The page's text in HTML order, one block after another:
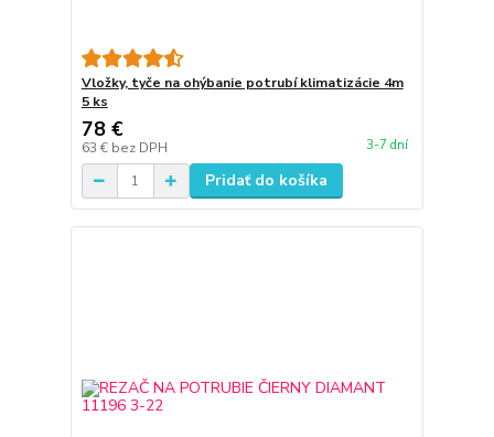
Vložky, tyče na ohýbanie potrubí klimatizácie 4m
5 ks
78 €
63 € bez DPH 3-7 dní
Pridať do košíka